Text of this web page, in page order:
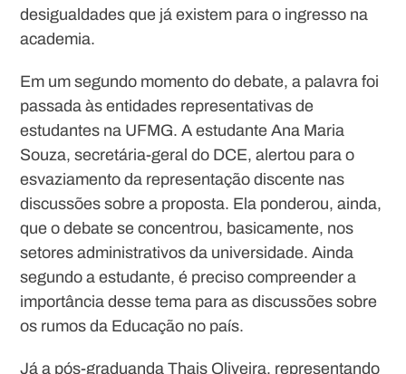
desigualdades que já existem para o ingresso na
academia.
Em um segundo momento do debate, a palavra foi
passada às entidades representativas de
estudantes na UFMG. A estudante Ana Maria
Souza, secretária-geral do DCE, alertou para o
esvaziamento da representação discente nas
discussões sobre a proposta. Ela ponderou, ainda,
que o debate se concentrou, basicamente, nos
setores administrativos da universidade. Ainda
segundo a estudante, é preciso compreender a
importância desse tema para as discussões sobre
os rumos da Educação no país.
Já a pós-graduanda Thais Oliveira, representando